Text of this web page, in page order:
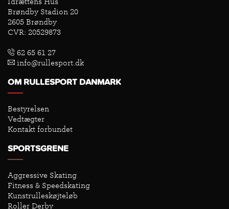
Idrættens Hus
Brøndby Stadion 20
2605 Brøndby
CVR: 20529873
62 65 61 27
info@rullesport.dk
OM RULLESPORT DANMARK
Bestyrelsen
Vedtægter
Kontakt forbundet
SPORTSGRENE
Aggressive Skating
Fitness & Speedskating
Kunstrulleskøjteløb
Roller Derby